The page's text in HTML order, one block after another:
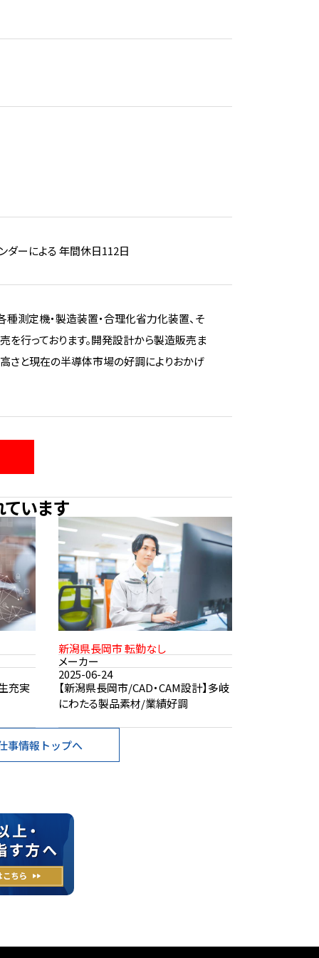
ダーによる 年間休日112日
測定機・製造装置・合理化省力化装置、そ
行っております。開発設計から製造販売ま
さと現在の半導体市場の好調によりおかげ
います
充実
新潟県長岡市 転勤なし
メーカー
2025-06-24
【新潟県長岡市/CAD・CAM設計】多岐
にわたる製品素材/業績好調
事情報トップへ